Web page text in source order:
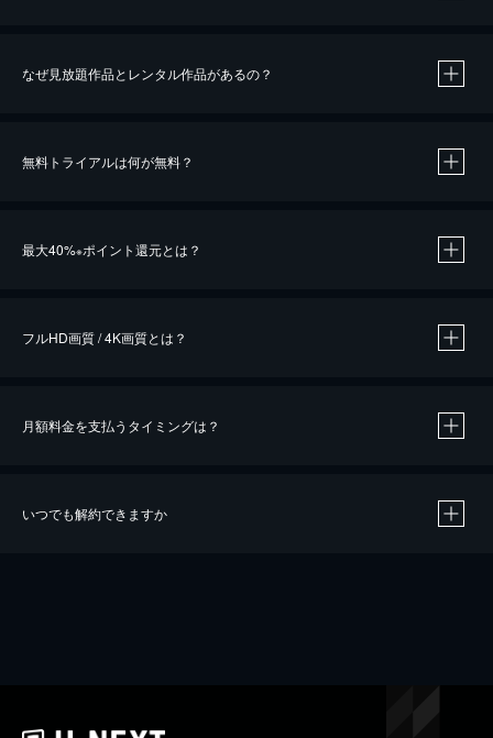
なぜ見放題作品とレンタル作品があるの？
無料トライアルは何が無料？
最大40%※ポイント還元とは？
※40％ポイント還元の対象は、クレジットカード決済による作品の購入 / レンタルです。
iOSアプリのUコイン決済による作品の購入 / レンタルは、20％のポイント還元です。
フルHD画質 / 4K画質とは？
月額料金を支払うタイミングは？
いつでも解約できますか